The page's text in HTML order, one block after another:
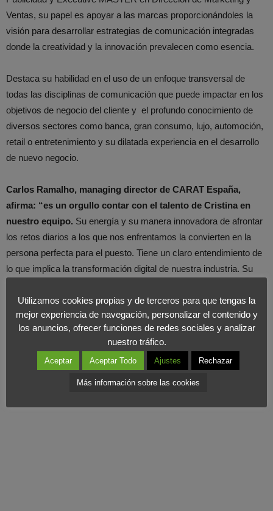
Ventas, su papel es apoyar a las marcas proporcionándoles la
visión para desarrollar estrategias de comunicación integradas
donde la creatividad y la innovación prevalecen como esencia.
Destaca su habilidad en el uso de un enfoque transversal de
todas las disciplinas de comunicación que puede impactar en los
objetivos de negocio del cliente y el profundo conocimiento de
diversos sectores como banca, gran consumo, lujo, automoción,
retail o entretenimiento y su dilatada experiencia en el desarrollo
de nuevo negocio.
Carlos Ramalho, managing director de CARAT España,
afirma: “es un orgullo contar con el talento de Cristina en
nuestro equipo. Su energía y su manera innovadora de afrontar
los retos diarios a los que nos enfrentamos la convierten en la
persona perfecta para el puesto. Tiene un claro entendimiento de
lo que implica la transformación digital de nuestra industria. Su
ideas que sean soluciones reales de negocio para nuestros
clientes está perfectamente alineada con la cultura interna de
nuestra agencia y con la manera en la que afrontamos nuestro
Utilizamos cookies propias y de terceros para que tengas la
mejor experiencia de navegación, personalizar el contenido y
los anuncios, ofrecer funciones de redes sociales y analizar
nuestro tráfico.
Aceptar Aceptar Todo Ajustes Rechazar
Más información sobre las cookies